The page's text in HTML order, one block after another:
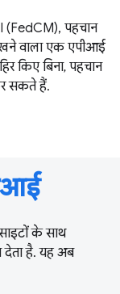
पहचान
वाला एक एपीआई
किए बिना, पहचान
सकते हैं.
के साथ
देता है. यह अब